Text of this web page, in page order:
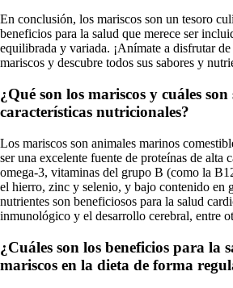
En conclusión, los mariscos son un tesoro
beneficios para la salud que merece ser
equilibrada y variada. ¡Anímate a disfrutar
mariscos y descubre todos sus sabores y
¿Qué son los mariscos y cuáles
características nutricionales?
Los mariscos son animales marinos
ser una excelente fuente de proteínas de alta
omega-3, vitaminas del grupo B (como la
el hierro, zinc y selenio, y bajo contenido en
nutrientes son beneficiosos para la salud
inmunológico y el desarrollo cerebral, entre
¿Cuáles son los beneficios para la
mariscos en la dieta de forma